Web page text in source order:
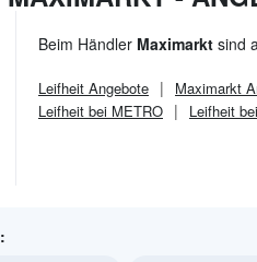
Beim Händler Maximarkt sind
Leifheit Angebote Maximarkt
Leifheit bei METRO
Leifheit